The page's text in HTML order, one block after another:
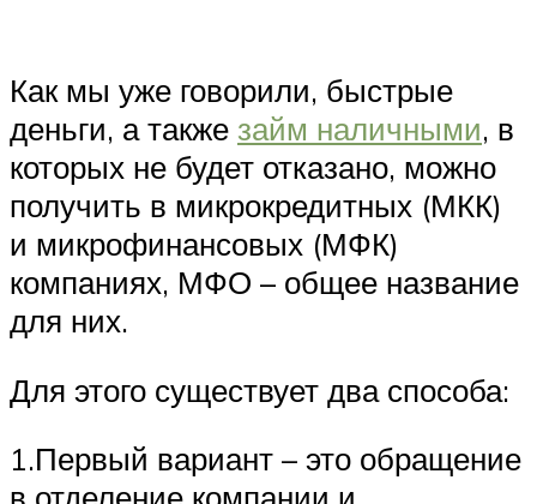
Как мы уже говорили, быстрые
деньги, а также займ наличными, в
которых не будет отказано, можно
получить в микрокредитных (МКК)
и микрофинансовых (МФК)
компаниях, МФО – общее название
для них.
Для этого существует два способа:
1.Первый вариант – это обращение